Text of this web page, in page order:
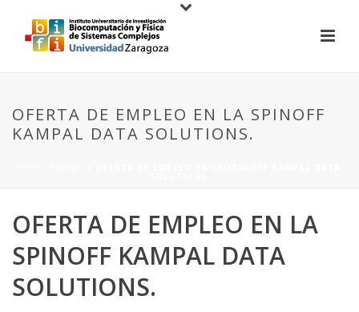
OFERTA DE EMPLEO EN LA SPINOFF
KAMPAL DATA SOLUTIONS.
OFERTA DE EMPLEO EN LA
SPINOFF KAMPAL DATA
SOLUTIONS.